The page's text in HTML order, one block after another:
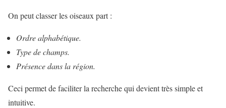
On peut classer les oiseaux part :
Ordre alphabétique.
Type de champs.
Présence dans la région.
Ceci permet de faciliter la recherche qui devient très simple et
intuitive.